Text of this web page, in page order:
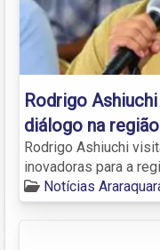
Rodrigo
diálogo na
Rodrigo Ashiuchi
inovadoras para a
Notícias